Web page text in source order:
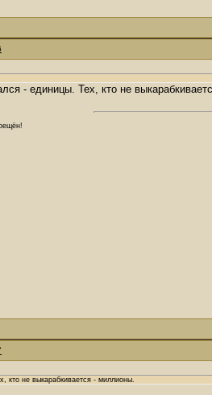
- единицы. Тех, кто не
кто не выкарабкивается - миллионы.